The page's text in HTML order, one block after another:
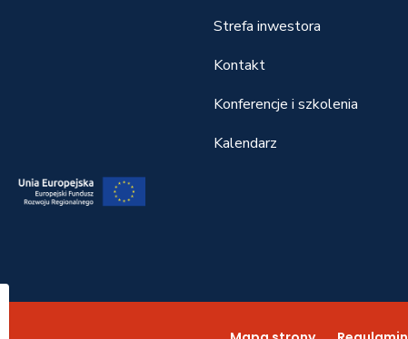
Strefa inwestora
Kontakt
Konferencje i szkolenia
Kalendarz